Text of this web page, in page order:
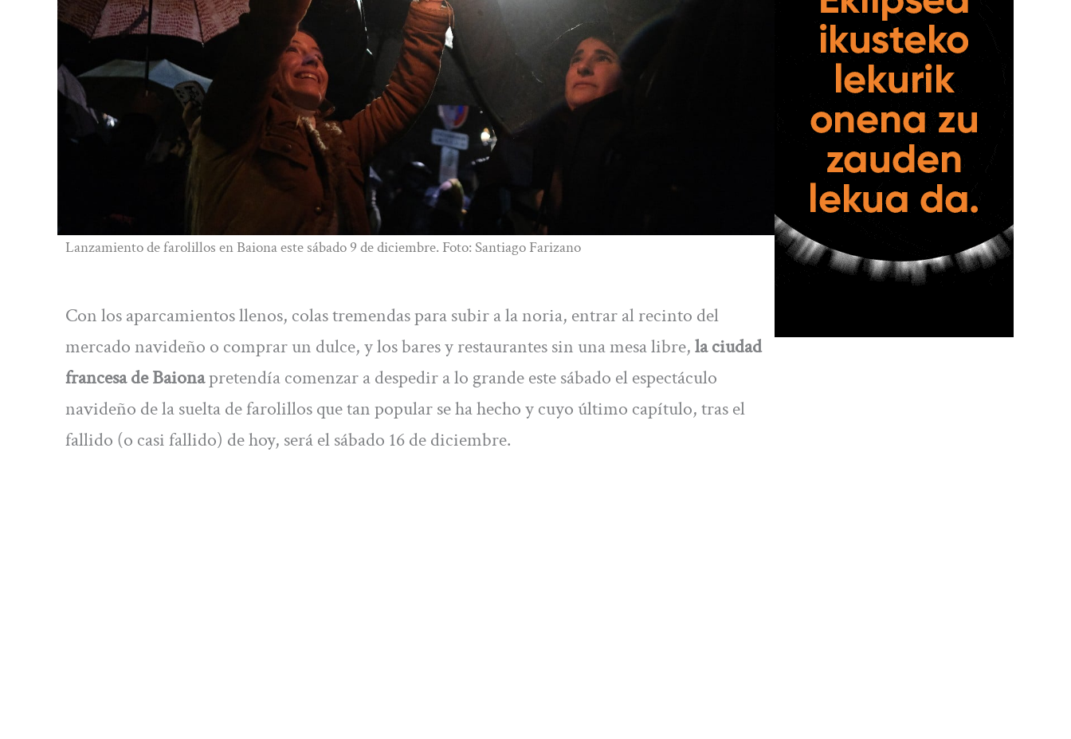
Lanzamiento de farolillos en Baiona este sábado 9 de diciembre. Foto: Santiago Farizano
Con los aparcamientos llenos, colas tremendas para subir a la noria, entrar al recinto del
mercado navideño o comprar un dulce, y los bares y restaurantes sin una mesa libre,la ciudad
francesa de Baionapretendía comenzar a despedir a lo grande este sábado el espectáculo
navideño de la suelta de farolillos que tan popular se ha hecho y cuyo último capítulo, tras el
fallido (o casi fallido) de hoy, será el sábado 16 de diciembre.